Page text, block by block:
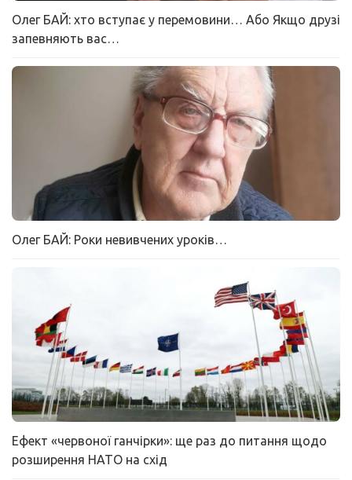
Олег БАЙ: хто вступає у перемовини… Або Якщо друзі
запевняють вас…
Олег БАЙ: Роки невивчених уроків…
Ефект «червоної ганчірки»: ще раз до питання щодо
розширення НАТО на схід